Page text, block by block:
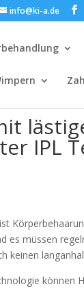
info@ki-a.de
IPL
es müssen
keinen
können